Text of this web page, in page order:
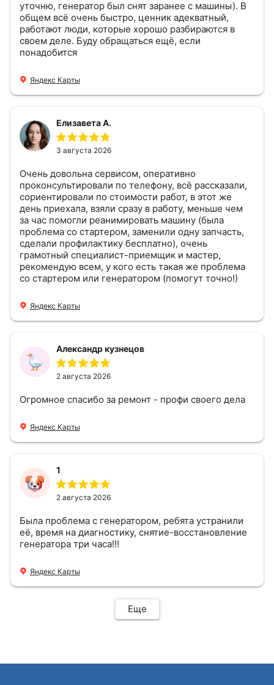
уточню, генератор был снят заранее с машины). В
общем всё очень быстро, ценник адекватный,
работают люди, которые хорошо разбираются в
своем деле. Буду обращаться ещё, если
понадобится
Яндекс Карты
Елизавета А.
3 августа 2026
Очень довольна сервисом, оперативно
проконсультировали по телефону, всё рассказали,
сориентировали по стоимости работ, в этот же
день приехала, взяли сразу в работу, меньше чем
за час помогли реанимировать машину (была
проблема со стартером, заменили одну запчасть,
сделали профилактику бесплатно), очень
грамотный специалист-приемщик и мастер,
рекомендую всем, у кого есть такая же проблема
со стартером или генератором (помогут точно!)
Яндекс Карты
Александр кузнецов
2 августа 2026
Огромное спасибо за ремонт - профи своего дела
Яндекс Карты
1
2 августа 2026
Была проблема с генератором, ребята устранили
её, время на диагностику, снятие-восстановление
генератора три часа!!!
Яндекс Карты
Еще